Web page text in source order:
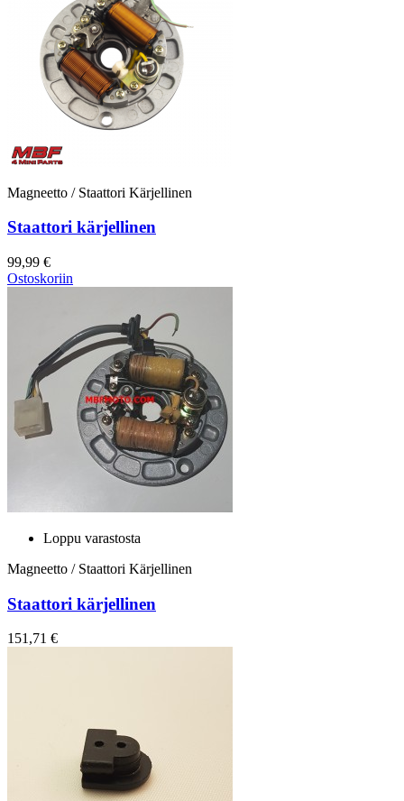
Magneetto / Staattori Kärjellinen
Staattori kärjellinen
99,99 €
Ostoskoriin
Loppu varastosta
Magneetto / Staattori Kärjellinen
Staattori kärjellinen
151,71 €